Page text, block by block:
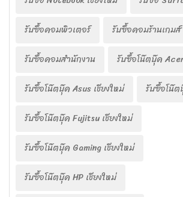
รับซื้อคอมพิวเตอร์
รับซื้อคอมร้านเกมส์
รับซื้อคอมสำนักงาน
รับซื้อโน๊ตบุ๊ค
รับซื้อโน๊ตบุ๊ค Asus เชียงใหม่
รับซื้อโน๊ต
รับซื้อโน๊ตบุ๊ค Fujitsu เชียงใหม่
รับซื้อโน๊ตบุ๊ค Gaming เชียงใหม่
รับซื้อโน๊ตบุ๊ค HP เชียงใหม่